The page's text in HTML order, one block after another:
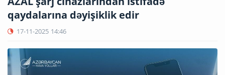
qaydalarına dəyişiklik edir
17-11-2025 14:46